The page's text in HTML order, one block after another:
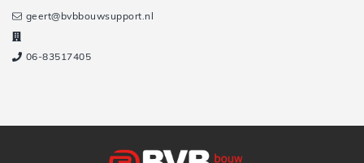
geert@bvbbouwsupport.nl
06-83517405